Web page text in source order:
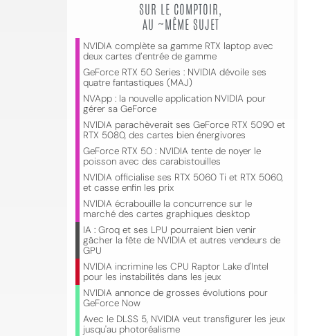
SUR LE COMPTOIR,
AU ~MÊME SUJET
NVIDIA complète sa gamme RTX laptop avec
deux cartes d’entrée de gamme
GeForce RTX 50 Series : NVIDIA dévoile ses
quatre fantastiques (MAJ)
NVApp : la nouvelle application NVIDIA pour
gérer sa GeForce
NVIDIA parachèverait ses GeForce RTX 5090 et
RTX 5080, des cartes bien énergivores
GeForce RTX 50 : NVIDIA tente de noyer le
poisson avec des carabistouilles
NVIDIA officialise ses RTX 5060 Ti et RTX 5060,
et casse enfin les prix
NVIDIA écrabouille la concurrence sur le
marché des cartes graphiques desktop
IA : Groq et ses LPU pourraient bien venir
gâcher la fête de NVIDIA et autres vendeurs de
GPU
NVIDIA incrimine les CPU Raptor Lake d'Intel
pour les instabilités dans les jeux
NVIDIA annonce de grosses évolutions pour
GeForce Now
Avec le DLSS 5, NVIDIA veut transfigurer les jeux
jusqu'au photoréalisme